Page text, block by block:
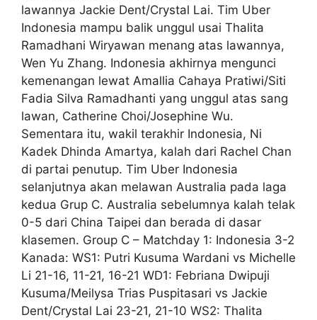
lawannya Jackie Dent/Crystal Lai. Tim Uber
Indonesia mampu balik unggul usai Thalita
Ramadhani Wiryawan menang atas lawannya,
Wen Yu Zhang. Indonesia akhirnya mengunci
kemenangan lewat Amallia Cahaya Pratiwi/Siti
Fadia Silva Ramadhanti yang unggul atas sang
lawan, Catherine Choi/Josephine Wu.
Sementara itu, wakil terakhir Indonesia, Ni
Kadek Dhinda Amartya, kalah dari Rachel Chan
di partai penutup. Tim Uber Indonesia
selanjutnya akan melawan Australia pada laga
kedua Grup C. Australia sebelumnya kalah telak
0-5 dari China Taipei dan berada di dasar
klasemen. Group C – Matchday 1: Indonesia 3-2
Kanada: WS1: Putri Kusuma Wardani vs Michelle
Li 21-16, 11-21, 16-21 WD1: Febriana Dwipuji
Kusuma/Meilysa Trias Puspitasari vs Jackie
Dent/Crystal Lai 23-21, 21-10 WS2: Thalita